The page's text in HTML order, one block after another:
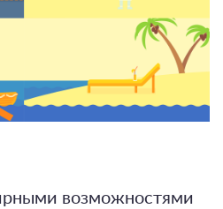
возможностями